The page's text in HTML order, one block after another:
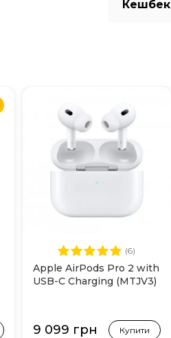
Кешбек
(6)
Apple AirPods Pro 2 with
USB-C Charging (MTJV3)
9 099 грн Купити